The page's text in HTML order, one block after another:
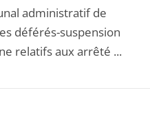
administratif de
déférés-suspension
relatifs aux arrêté ...